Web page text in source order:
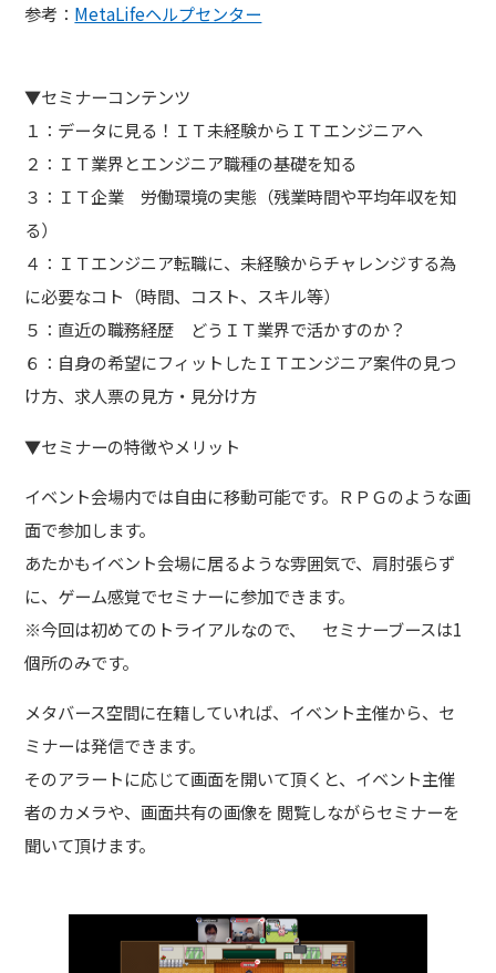
参考： MetaLifeヘルプセンター
▼セミナーコンテンツ
１：データに見る！ＩＴ未経験からＩＴエンジニアへ
２：ＩＴ業界とエンジニア職種の基礎を知る
３：ＩＴ企業 労働環境の実態（残業時間や平均年収を知
る）
４：ＩＴエンジニア転職に、未経験からチャレンジする為
に必要なコト（時間、コスト、スキル等）
５：直近の職務経歴 どうＩＴ業界で活かすのか？
６：自身の希望にフィットしたＩＴエンジニア案件の見つ
け方、求人票の見方・見分け方
▼セミナーの特徴やメリット
イベント会場内では自由に移動可能です。ＲＰＧのような画
面で参加します。
あたかもイベント会場に居るような雰囲気で、肩肘張らず
に、ゲーム感覚でセミナーに参加できます。
※今回は初めてのトライアルなので、 セミナーブースは1
個所のみです。
メタバース空間に在籍していれば、イベント主催から、セ
ミナーは発信できます。
そのアラートに応じて画面を開いて頂くと、イベント主催
者のカメラや、画面共有の画像を 閲覧しながらセミナーを
聞いて頂けます。